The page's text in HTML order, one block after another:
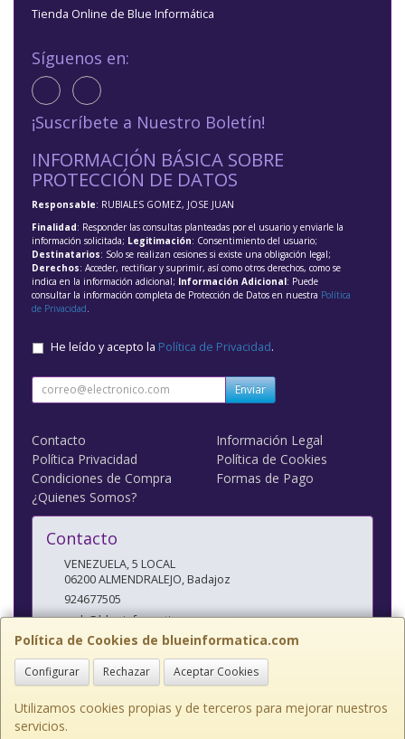
Política de Cookies de blueinformatica.com
Configurar Rechazar Aceptar Cookies
Utilizamos cookies propias y de terceros para mejorar nuestros
servicios.
Tienda Online de Blue Informática
Síguenos en:
¡Suscríbete a Nuestro Boletín!
INFORMACIÓN BÁSICA SOBRE
PROTECCIÓN DE DATOS
Responsable: RUBIALES GOMEZ, JOSE JUAN
Finalidad: Responder las consultas planteadas por el usuario y enviarle la
información solicitada; Legitimación: Consentimiento del usuario;
Destinatarios: Solo se realizan cesiones si existe una obligación legal;
Derechos: Acceder, rectificar y suprimir, así como otros derechos, como se
indica en la información adicional; Información Adicional: Puede
consultar la información completa de Protección de Datos en nuestra Política
de Privacidad.
He leído y acepto la Política de Privacidad.
Enviar
Contacto
Información Legal
Política Privacidad
Política de Cookies
Condiciones de Compra
Formas de Pago
¿Quienes Somos?
Contacto
VENEZUELA, 5 LOCAL
06200ALMENDRALEJO,Badajoz
924677505
web@blueinformatica.com
Horario
10 a 14 Y 17 a 20:30